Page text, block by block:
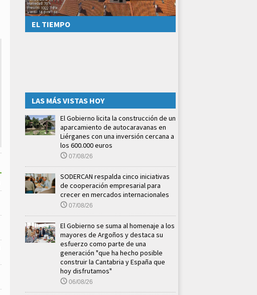
EL TIEMPO
LAS MÁS VISTAS HOY
El Gobierno licita la construcción de un
aparcamiento de autocaravanas en
Liérganes con una inversión cercana a
los 600.000 euros
07/08/26
SODERCAN respalda cinco iniciativas
de cooperación empresarial para
crecer en mercados internacionales
07/08/26
El Gobierno se suma al homenaje a los
mayores de Argoños y destaca su
esfuerzo como parte de una
generación "que ha hecho posible
construir la Cantabria y España que
hoy disfrutamos"
06/08/26